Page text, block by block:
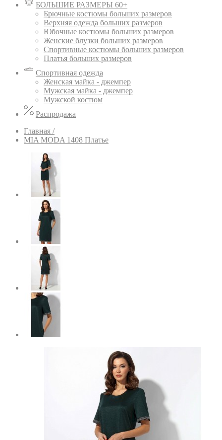
БОЛЬШИЕ РАЗМЕРЫ 60+
Брючные костюмы больших размеров
Верхняя одежда больших размеров
Юбочные костюмы больших размеров
Женские блузки больших размеров
Спортивные костюмы больших размеров
Платья больших размеров
Спортивная одежда
Женская майка - джемпер
Мужская майка - джемпер
Мужской костюм
Распродажа
Главная /
MIA MODA 1408 Платье